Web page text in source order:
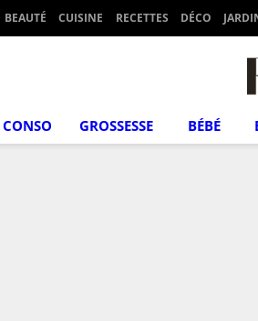
BEAUTÉ CUISINE RECETTES DÉCO
CONSO GROSSESSE BÉBÉ